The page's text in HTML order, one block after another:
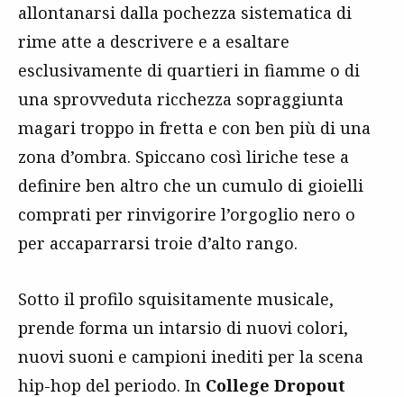
allontanarsi dalla pochezza sistematica di
rime atte a descrivere e a esaltare
esclusivamente di quartieri in fiamme o di
una sprovveduta ricchezza sopraggiunta
magari troppo in fretta e con ben più di una
zona d’ombra. Spiccano così liriche tese a
definire ben altro che un cumulo di gioielli
comprati per rinvigorire l’orgoglio nero o
per accaparrarsi troie d’alto rango.
Sotto il profilo squisitamente musicale,
prende forma un intarsio di nuovi colori,
nuovi suoni e campioni inediti per la scena
hip-hop del periodo. In College Dropout